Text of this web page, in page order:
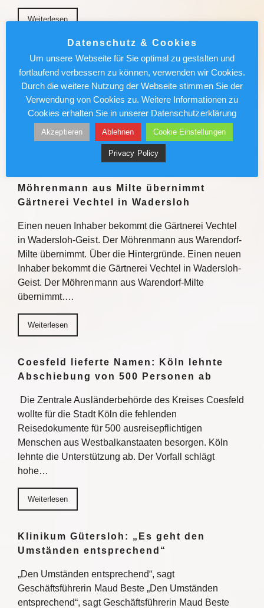
Weiterlesen
München News : Absolut sehenswert!
„Carmen“ im Deutschen Theater
Enrique Gasa Valga verbindet Bizet und Mérimée
überraschend und sinnlich zu temporeichem
Tanztheater Weiterlesen
Möhrenmann aus Milte übernimmt
Gärtnerei Vechtel in Wadersloh
Einen neuen Inhaber bekommt die Gärtnerei Vechtel
in Wadersloh-Geist. Der Möhrenmann aus Warendorf-
Milte übernimmt. Über die Hintergründe. Einen neuen
Inhaber bekommt die Gärtnerei Vechtel in Wadersloh-
Geist. Der Möhrenmann aus Warendorf-Milte
übernimmt….
Weiterlesen
Coesfeld lieferte Namen: Köln lehnte
Abschiebung von 500 Personen ab
Die Zentrale Ausländerbehörde des Kreises Coesfeld
wollte für die Stadt Köln die fehlenden
Reisedokumente für 500 ausreisepflichtigen
Menschen aus Westbalkanstaaten besorgen. Köln
lehnte die Unterstützung ab. Der Vorfall schlägt
hohe…
Weiterlesen
Klinikum Gütersloh: „Es geht den
Umständen entsprechend“
„Den Umständen entsprechend“, sagt
Geschäftsführerin Maud Beste „Den Umständen
entsprechend“, sagt Geschäftsführerin Maud Beste
Datenschutz & Cookies
Um unsere Webseite für Sie optimal zu gestalten und
fortlaufend verbessern zu können, verwenden wir Cookies.
Durch die weitere Nutzung der Webseite stimmen Sie der
Verwendung von Cookies zu. Weitere Informationen zu
Cookies erhalten Sie in unserer Datenschutzerklärung
Akzeptieren Ablehnen Cookie Einstellungen
Privacy Policy